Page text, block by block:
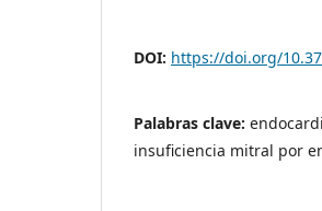
DOI: https://doi.org/
Palabras clave:
insuficiencia mitral por